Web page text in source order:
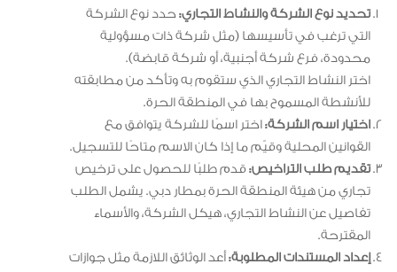
تحديد نوع الشركة والنشاط التجاري:حدد نوع الشركة
التي ترغب في تأسيسها (مثل شركة ذات مسؤولية
محدودة، فرع شركة أجنبية، أو شركة قابضة).
اختر النشاط التجاري الذي ستقوم به وتأكد من مطابقته
للأنشطة المسموح بها في المنطقة الحرة.
اختيار اسم الشركة:اختر اسمًا للشركة يتوافق مع
القوانين المحلية وقيّم ما إذا كان الاسم متاحًا للتسجيل.
تقديم طلب التراخيص:قدم طلبًا للحصول على ترخيص
تجاري من هيئة المنطقة الحرة بمطار دبي. يشمل الطلب
تفاصيل عن النشاط التجاري، هيكل الشركة، والأسماء
المقترحة.
إعداد المستندات المطلوبة:أعد الوثائق اللازمة مثل جوازات